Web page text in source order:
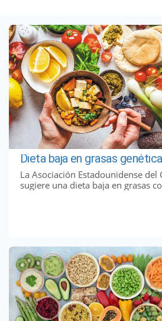
Dieta baja en grasas genética
La Asociación Estadounidense del
sugiere una dieta baja en grasas